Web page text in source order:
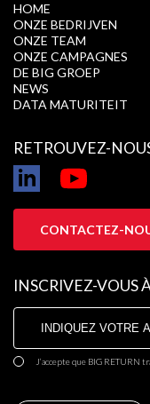
HOME
ONZE BEDRIJVEN
ONZE TEAM
ONZE CAMPAGNES
DE BIG GROEP
NEWS
DATA MATURITEIT
RETROUVEZ-
CONTACTEZ-
INSCRIVEZ-VOUS
J’accepte que BIG RETURN